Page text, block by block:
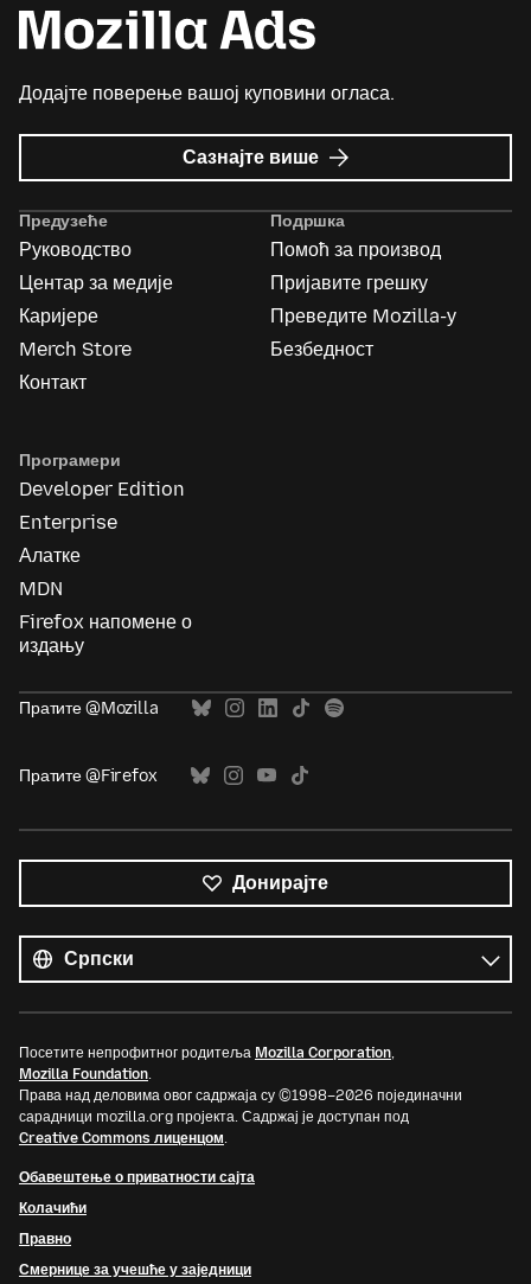
Додајте поверење вашој куповини огласа.
Сазнајте више о
Mozilla
Предузеће
Руководство
Центар за медије
Каријере
Merch Store
Контакт
Подршка
Помоћ за производ
Пријавите грешку
Преведите Mozilla-у
Безбедност
Програмери
Developer Edition
Enterprise
Алатке
MDN
Firefox напомене о
издању
Пратите @Mozilla
Пратите @Firefox
Донирајте
језици
Језик
Посетите непрофитног родитеља Mozilla Corporation,
Mozilla Foundation.
Права над деловима овог садржаја су ©1998–2026 појединачни
сарадници mozilla.org пројекта. Садржај је доступан под
Creative Commons лиценцом.
Обавештење о приватности сајта
Колачићи
Правно
Смернице за учешће у заједници